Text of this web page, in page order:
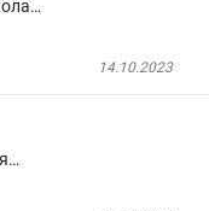
14.10.2023